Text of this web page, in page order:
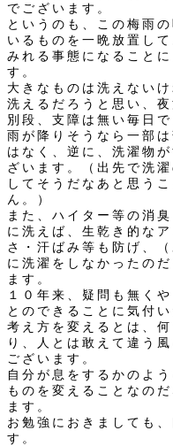
でございます。
というのも、この梅雨
いるものを一晩放置し
みれる事態になること
す。
大きなものは洗えない
洗えるだろうと思い、
別段、支障は無い毎日で
雨が降りそうなら一部
はなく、逆に、洗濯物
ざいます。（出先で洗
してそうだなあと思う
ん。）
また、ハイター等の消
に洗えば、生乾き的な
さ・汗ばみ等も防げ、
に洗濯をしなかったの
ます。
１０年来、疑問も無く
とのできることに気付
考え方を変えるとは、
り、人とは敢えて違う
ございます。
自分が息をするかのよ
ものを変えることなの
ます。
お勉強におきましても
す。